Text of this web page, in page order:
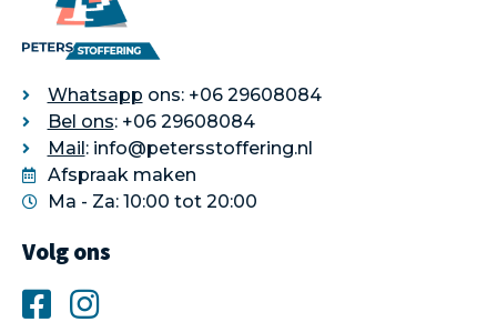
Whatsapp ons: +06 29608084
Bel ons: +06 29608084
Mail: info@petersstoffering.nl
Afspraak maken
Ma - Za: 10:00 tot 20:00
Volg ons